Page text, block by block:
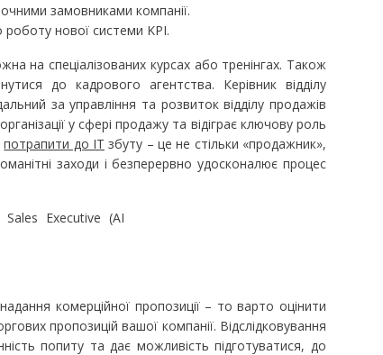
замовниками компанії.
нової системи KPI.
на спеціалізованих курсах або тренінгах. Також
до кадрового агентства. Керівник відділу
за управління та розвиток відділу продажів
у сфері продажу та відіграє ключову роль
потрапити до IT збуту – це не стільки «продажник»,
заходи і безперервно удосконалює процес
комерційної пропозиції – то варто оцінити
пропозицій вашої компанії. Відслідковування
попиту та дає можливість підготуватися, до